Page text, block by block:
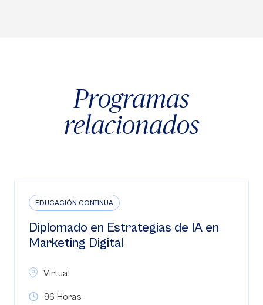
Programas
relacionados
EDUCACIÓN CONTINUA
Diplomado en Estrategias de IA en
Marketing Digital
Virtual
96 Horas